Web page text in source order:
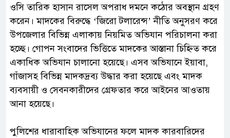
ওসি তারিক হাসান রাসেল অপরাধ দমনে কঠোর অবস্থান গ্রহণ
করেন। মাদকের বিরুদ্ধে ‘জিরো টলারেন্স’ নীতি অনুসরণ করে
উপজেলার বিভিন্ন এলাকায় নিয়মিত অভিযান পরিচালনা করা
হচ্ছে। গোপন সংবাদের ভিত্তিতে মাদকের আস্তানা চিহ্নিত করে
একাধিক অভিযান চালানো হয়েছে। এসব অভিযানে ইয়াবা,
গাঁজাসহ বিভিন্ন মাদকদ্রব্য উদ্ধার করা হয়েছে এবং মাদক
ব্যবসায়ী ও সেবনকারীদের গ্রেফতার করে আইনের আওতায়
আনা হয়েছে।
‎পুলিশের ধারাবাহিক অভিযানের ফলে মাদক কারবারিদের